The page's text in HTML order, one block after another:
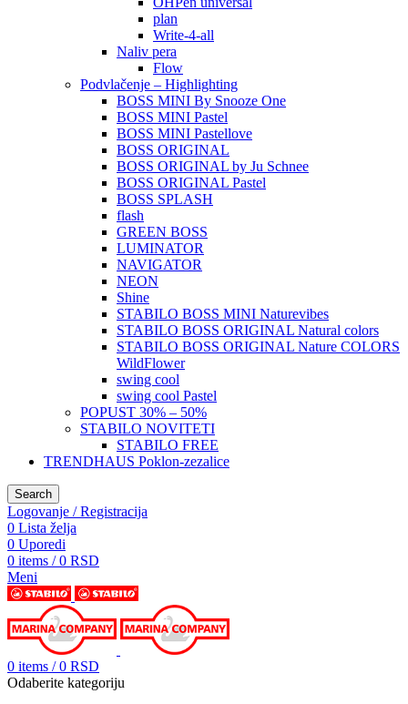
plan
Write-4-all
Naliv pera
Flow
Podvlačenje – Highlighting
BOSS MINI By Snooze One
BOSS MINI Pastel
BOSS MINI Pastellove
BOSS ORIGINAL
BOSS ORIGINAL by Ju Schnee
BOSS ORIGINAL Pastel
BOSS SPLASH
flash
GREEN BOSS
LUMINATOR
NAVIGATOR
NEON
Shine
STABILO BOSS MINI Naturevibes
STABILO BOSS ORIGINAL Natural colors
STABILO BOSS ORIGINAL Nature COLORS
WildFlower
swing cool
swing cool Pastel
POPUST 30% – 50%
STABILO NOVITETI
STABILO FREE
TRENDHAUS Poklon-zezalice
Search
Logovanje / Registracija
0 Lista želja
0 Uporedi
0 items / 0 RSD
Meni
0 items / 0 RSD
Odaberite kategoriju